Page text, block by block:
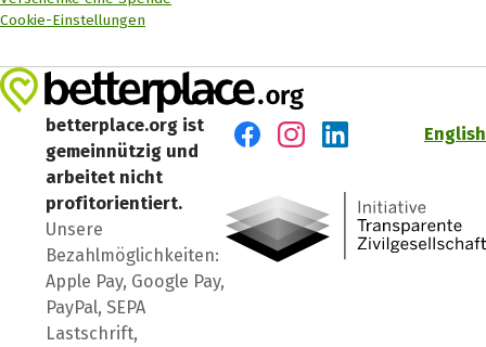
Cookie-Einstellungen
betterplace.org ist
gemeinnützig und
arbeitet nicht
profitorientiert.
Unsere
Bezahlmöglichkeiten:
Apple Pay, Google Pay,
PayPal, SEPA
Lastschrift,
English